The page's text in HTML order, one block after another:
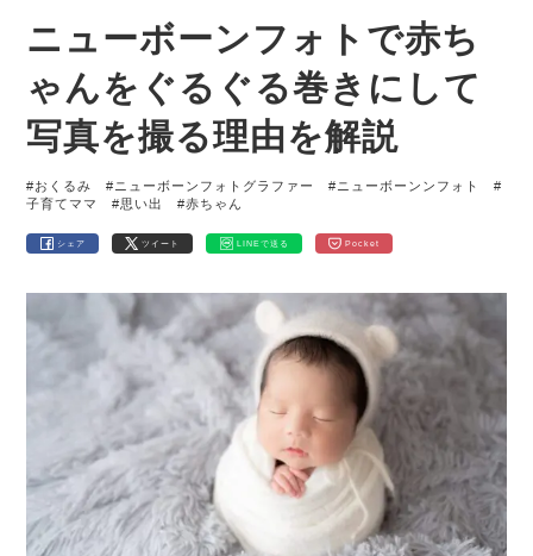
ニューボーンフォトで赤ち
ゃんをぐるぐる巻きにして
写真を撮る理由を解説
#おくるみ #ニューボーンフォトグラファー #ニューボーンンフォト
#
子育てママ
#思い出 #赤ちゃん
シェア ツイート LINEで送る Pocket